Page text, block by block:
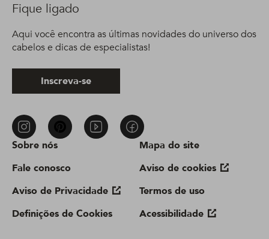
Sobre nós
Fale conosco
Aviso de Privacidade
Definições de Cookies
Mapa do site
Aviso de cookies
Termos de uso
Acessibilidade
Fique ligado
Aqui você encontra as últimas novidades do universo dos
cabelos e dicas de especialistas!
Inscreva-se